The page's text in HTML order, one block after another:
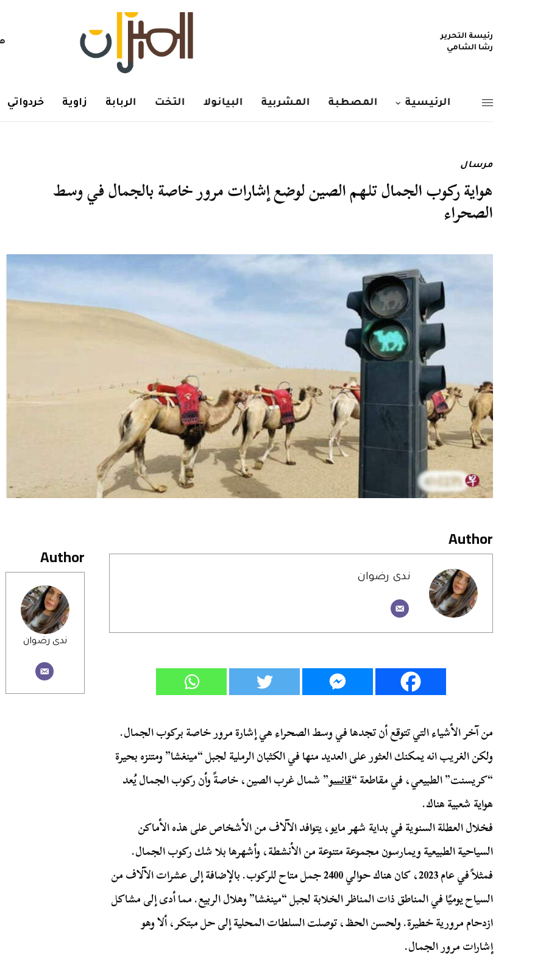
رئيسة التحرير
رشا الشامي
الرئيسية المصطبة المشربية البيانولا التخت الربابة زاوية خردواتي
مرسال
هواية ركوب الجمال تلهم الصين لوضع إشارات مرور خاصة بالجمال في وسط
الصحراء
Author
ندى رضوان
Author
ندى رضوان
من آخر الأشياء التي تتوقع أن تجدها في وسط الصحراء هي إشارة مرور خاصة بركوب الجمال.
ولكن الغريب انه يمكنك العثور على العديد منها في الكثبان الرملية لجبل “مينغشا” ومتنزه بحيرة
“كريسنت” الطبيعي، في مقاطعة “قانسو” شمال غرب الصين، خاصةً وأن ركوب الجمال يُعد
هواية شعبية هناك.
فخلال العطلة السنوية في بداية شهر مايو، يتوافد الآلاف من الأشخاص على هذه الأماكن
السياحية الطبيعية ويمارسون مجموعة متنوعة من الأنشطة، وأشهرها بلا شك ركوب الجمال.
فمثلاً في عام 2023، كان هناك حوالي 2400 جمل متاح للركوب. بالإضافة إلى عشرات الآلاف من
السياح يوميًا في المناطق ذات المناظر الخلابة لجبل “مينغشا” وهلال الربيع. مما أدى إلى مشاكل
ازدحام مرورية خطيرة. ولحسن الحظ، توصلت السلطات المحلية إلى حل مبتكر، ألا وهو
إشارات مرور الجمال.